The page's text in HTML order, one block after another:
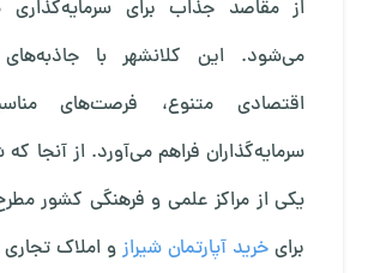
از مقاصد جذاب برای سرمایه‌گذاری
می‌شود. این کلانشهر با
اقتصادی متنوع، فرصت‌های
سرمایه‌گذاران فراهم می‌آورد. از آنجا که
یکی از مراکز علمی و فرهنگی کشور
برای خرید آپارتمان شیرازو املاک